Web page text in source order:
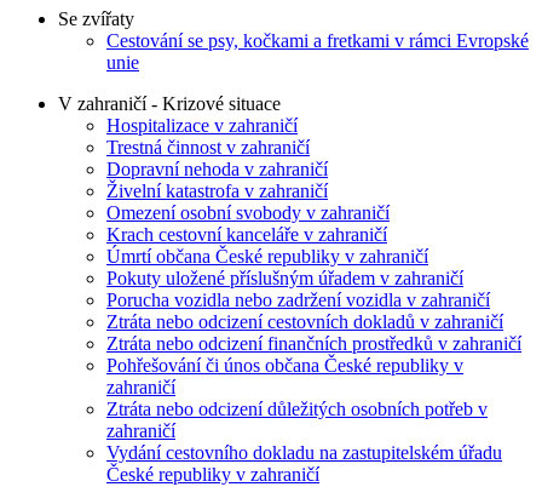
Se zvířaty
Cestování se psy, kočkami a fretkami v rámci Evropské
unie
V zahraničí - Krizové situace
Hospitalizace v zahraničí
Trestná činnost v zahraničí
Dopravní nehoda v zahraničí
Živelní katastrofa v zahraničí
Omezení osobní svobody v zahraničí
Krach cestovní kanceláře v zahraničí
Úmrtí občana České republiky v zahraničí
Pokuty uložené příslušným úřadem v zahraničí
Porucha vozidla nebo zadržení vozidla v zahraničí
Ztráta nebo odcizení cestovních dokladů v zahraničí
Ztráta nebo odcizení finančních prostředků v zahraničí
Pohřešování či únos občana České republiky v
zahraničí
Ztráta nebo odcizení důležitých osobních potřeb v
zahraničí
Vydání cestovního dokladu na zastupitelském úřadu
České republiky v zahraničí